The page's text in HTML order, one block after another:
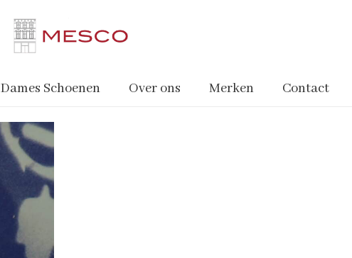
Dames Schoenen Over ons Merken Contact